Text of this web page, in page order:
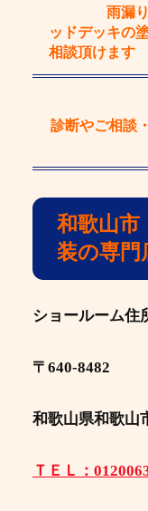
雨漏
ッドデッキの
相談頂けます
診断やご相談
和歌山市
装の専門
ショールーム住
〒640-8482
和歌山県和歌山
ＴＥＬ：